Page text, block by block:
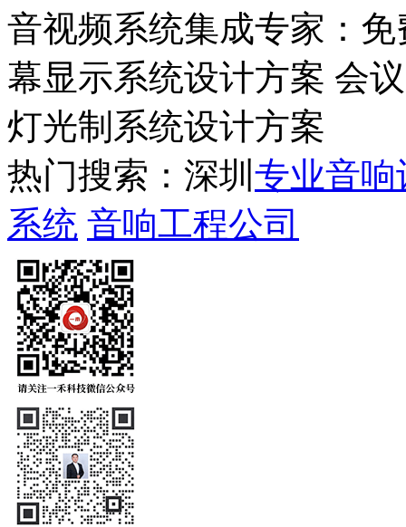
音视频系统集成专家：
幕显示系统设计方案 会
灯光制系统设计方案
热门搜索：深圳 专业音响
系统 音响工程公司